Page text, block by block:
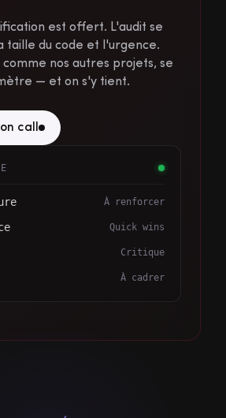
est offert. L'audit se
taille du code et l'urgence.
nos autres projets, se
— et on s'y tient.
call
À renforcer
Quick wins
Critique
À cadrer